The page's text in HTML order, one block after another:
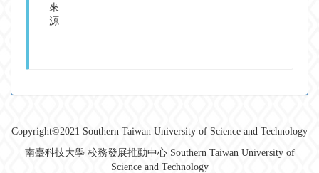
來
源
Copyright©2021 Southern Taiwan University of Science and Technology
南臺科技大學 校務發展推動中心 Southern Taiwan University of
Science and Technology